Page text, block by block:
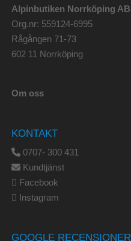
Alpinbutiken Norrköping AB
Org.nr: 559124-6995
Rågången 71-73
602 11 Norrköping
Om oss
KONTAKT
0707- 300 431
Kundtjänst
Facebook
Instagram
GOOGLE RECENSIONER